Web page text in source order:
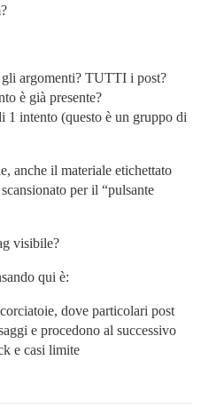
argomenti? TUTTI i post?
è già presente?
1 intento (questo è un gruppo di
anche il materiale etichettato
per il “pulsante
visibile?
qui è:
dove particolari post
e procedono al successivo
e casi limite